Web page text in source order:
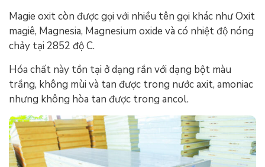
Magie oxit còn được gọi với nhiều tên gọi khác như Oxit
magiê, Magnesia, Magnesium oxide và có nhiệt độ nóng
chảy tại 2852 độ C.
Hóa chất này tồn tại ở dạng rắn với dạng bột màu
trắng, không mùi và tan được trong nước axit, amoniac
nhưng không hòa tan được trong ancol.